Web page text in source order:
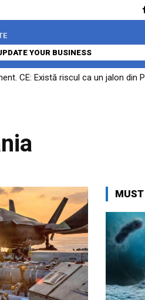
YOUR BUSINESS
CE: Există riscul ca un jalon din
MUST